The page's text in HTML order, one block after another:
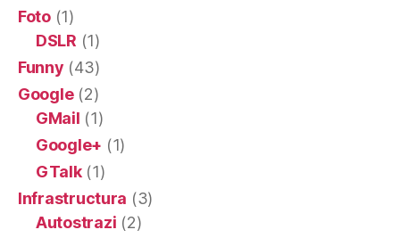
Foto(1)
DSLR (1)
Funny (43)
Google(2)
GMail (1)
Google+ (1)
GTalk(1)
Infrastructura (3)
Autostrazi (2)